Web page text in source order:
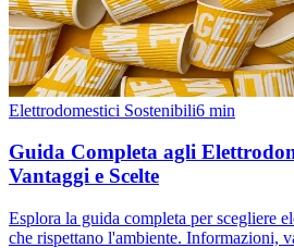
Elettrodomestici Sostenibili6 min
Guida Completa agli
Vantaggi e Scelte
Esplora la guida completa per scegliere
che rispettano l'ambiente. Informazioni,